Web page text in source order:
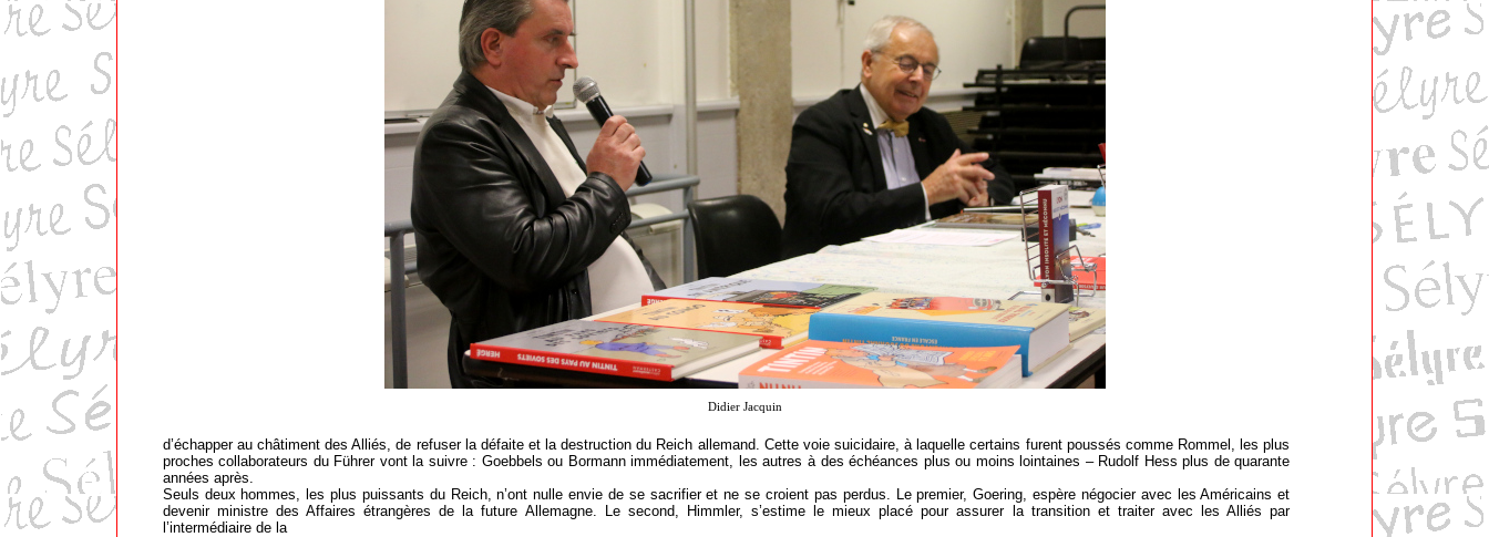
Didier Jacquin
d’échapper au châtiment des Alliés, de refuser la défaite et la destruction du Reich allemand. Cette voie suicidaire, à laquelle certains furent poussés comme Rommel, les plus
proches collaborateurs du Führer vont la suivre : Goebbels ou Bormann immédiatement, les autres à des échéances plus ou moins lointaines – Rudolf Hess plus de quarante
années après.
Seuls deux hommes, les plus puissants du Reich, n’ont nulle envie de se sacrifier et ne se croient pas perdus. Le premier, Goering, espère négocier avec les Américains et
devenir ministre des Affaires étrangères de la future Allemagne. Le second, Himmler, s’estime le mieux placé pour assurer la transition et traiter avec les Alliés par
l’intermédiaire de la